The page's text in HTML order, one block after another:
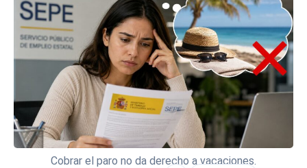
Cobrar el paro no da derecho a vacaciones.